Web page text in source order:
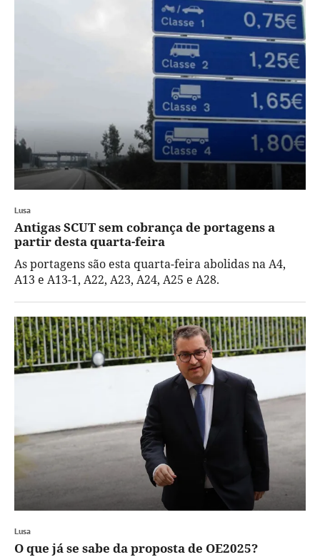
Lusa
Antigas SCUT sem cobrança de portagens a
partir desta quarta-feira
As portagens são esta quarta-feira abolidas na A4,
A13 e A13-1, A22, A23, A24, A25 e A28.
Lusa
O que já se sabe da proposta de OE2025?